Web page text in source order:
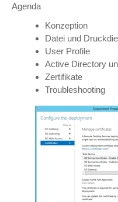
Agenda
Konzeption
Datei und
User Profile
Active Directory
Zertifikate
Troubleshooting